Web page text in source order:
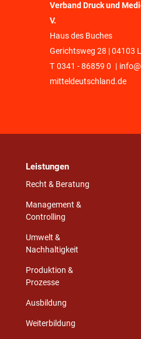
Verband Druck und
V.
Haus des Buches
Gerichtsweg 28 | 04103
T 0341 - 86859 0 |
mitteldeutschland.de
Leistungen
Recht & Beratung
Management &
Controlling
Umwelt &
Nachhaltigkeit
Produktion &
Prozesse
Ausbildung
Weiterbildung